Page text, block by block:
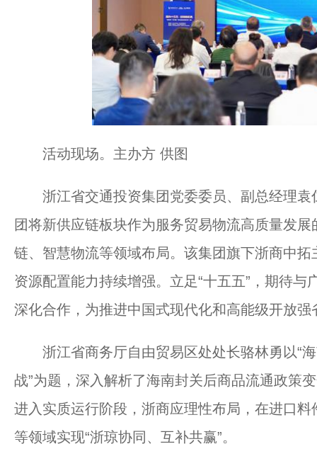
活动现场。主办方 供图
浙江省交通投资集团党委委员、副总经理袁
团将新供应链板块作为服务贸易物流高质量发
链、智慧物流等领域布局。该集团旗下浙商中
资源配置能力持续增强。立足“十五五”，期待
深化合作，为推进中国式现代化和高能级开放强
浙江省商务厅自由贸易区处处长骆林勇以“海
战”为题，深入解析了海南封关后商品流通政策
进入实质运行阶段，浙商应理性布局，在进口
等领域实现“浙琼协同、互补共赢”。